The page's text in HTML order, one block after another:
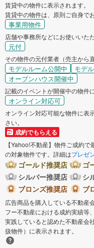
賃貸中の物件に表示されます。
賃貸中の物件は、原則ご自身で
事業用物件
店舗や事務所などにお使いいた
元付
その物件の元付業者（売主から
モデルルーム公開中 モデ
オープンハウス開催中
記載のイベントが開催中の物件
オンライン対応可
オンライン対応可能な物件に表
さい。
成約でもらえる
【Yahoo!不動産】物件ご成約
の対象物件です。詳細はプレゼ
ゴールド推奨店
ゴ
シルバー推奨店
シ
ブロンズ推奨店
ブ
広告商品を購入している不動産
フー不動産における成約実績等
実践していると認めた不動産会
扱物件）に表示されます。